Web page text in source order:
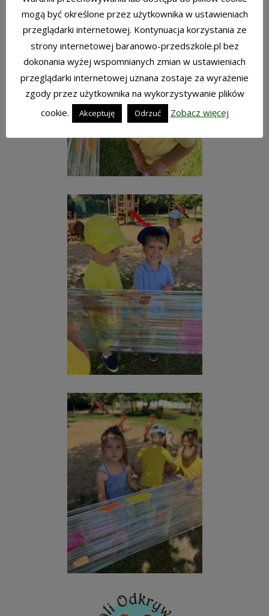
mogą być określone przez użytkownika w ustawieniach
przeglądarki internetowej. Kontynuacja korzystania ze
strony internetowej baranowo-przedszkole.pl bez
dokonania wyżej wspomnianych zmian w ustawieniach
przeglądarki internetowej uznana zostaje za wyrażenie
zgody przez użytkownika na wykorzystywanie plików
cookie.
Akceptuję Odrzuć Zobacz więcej